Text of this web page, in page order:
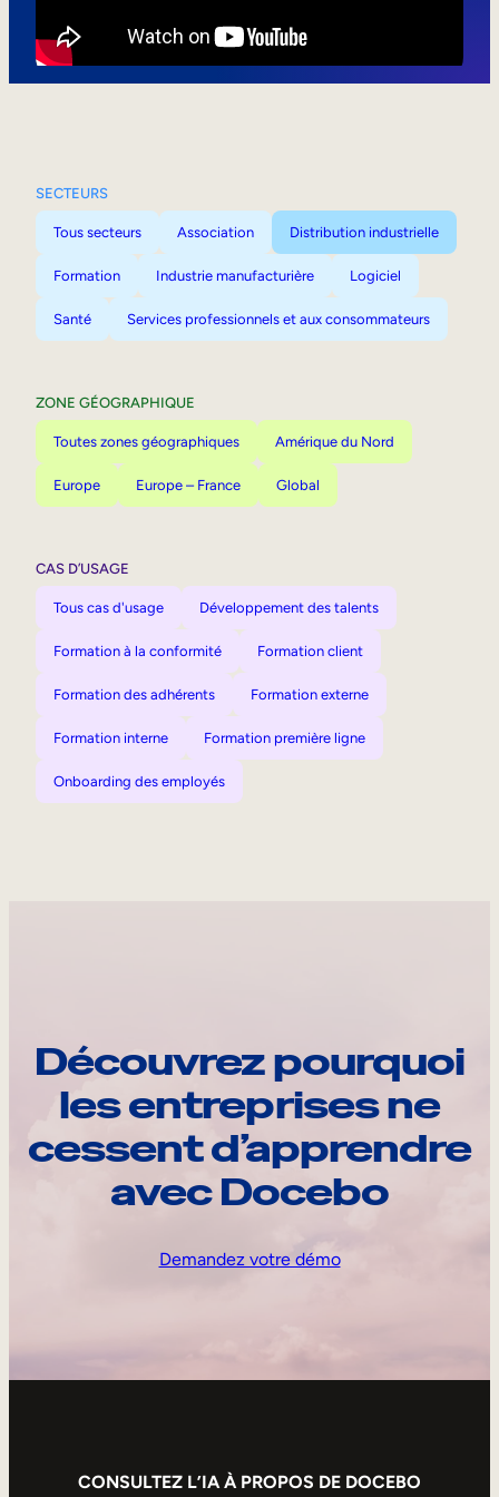
SECTEURS
Tous secteurs Association Distribution industrielle
Formation Industrie manufacturière Logiciel
Santé Services professionnels et aux consommateurs
ZONE GÉOGRAPHIQUE
Toutes zones géographiques Amérique du Nord
Europe Europe – France Global
CAS D’USAGE
Tous cas d'usage Développement des talents
Formation à la conformité Formation client
Formation des adhérents Formation externe
Formation interne Formation première ligne
Onboarding des employés
Découvrez pourquoi
les entreprises ne
cessent d’apprendre
avec Docebo
Demandez votre démo
CONSULTEZ L’IA À PROPOS DE DOCEBO